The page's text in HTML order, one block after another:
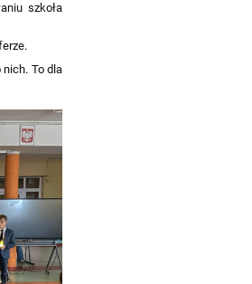
szkoła
To dla